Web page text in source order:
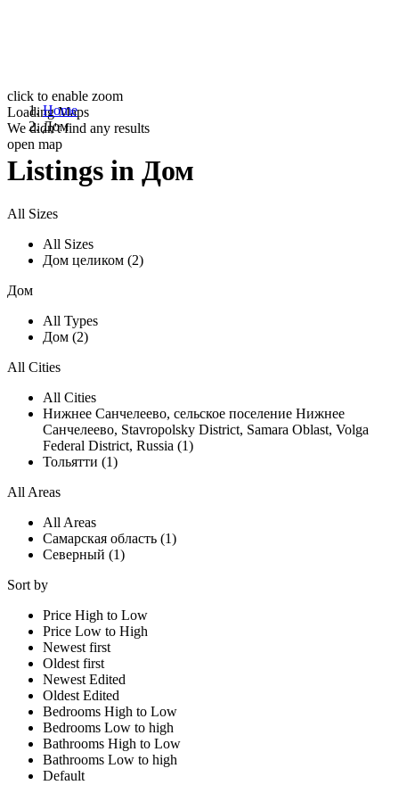
click to enable zoom
Loading Maps
We didn't find any results
open map
Home
Дом
Listings in Дом
All Sizes
All Sizes
Дом целиком (2)
Дом
All Types
Дом (2)
All Cities
All Cities
Нижнее Санчелеево, сельское поселение Нижнее
Санчелеево, Stavropolsky District, Samara Oblast, Volga
Federal District, Russia (1)
Тольятти (1)
All Areas
All Areas
Самарская область (1)
Северный (1)
Sort by
Price High to Low
Price Low to High
Newest first
Oldest first
Newest Edited
Oldest Edited
Bedrooms High to Low
Bedrooms Low to high
Bathrooms High to Low
Bathrooms Low to high
Default